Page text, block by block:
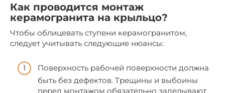
Как проводится монтаж
керамогранита на крыльцо?
Чтобы облицевать ступени керамогранитом,
следует учитывать следующие нюансы:
Поверхность рабочей поверхности должна
быть без дефектов. Трещины и выбоины
перед монтажом обязательно заделывают